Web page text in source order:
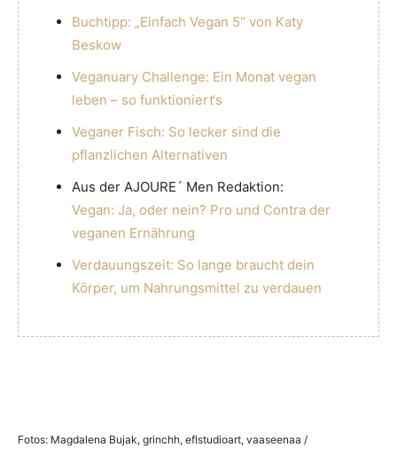
Buchtipp: „Einfach Vegan 5“ von Katy
Beskow
Veganuary Challenge: Ein Monat vegan
leben – so funktioniert‘s
Veganer Fisch: So lecker sind die
pflanzlichen Alternativen
Aus der AJOURE´ Men Redaktion:
Vegan: Ja, oder nein? Pro und Contra der
veganen Ernährung
Verdauungszeit: So lange braucht dein
Körper, um Nahrungsmittel zu verdauen
Fotos: Magdalena Bujak, grinchh, eflstudioart, vaaseenaa /